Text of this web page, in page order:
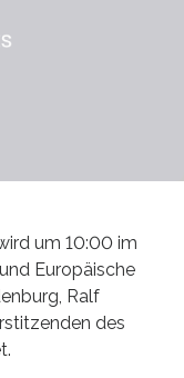
um 10:00 im
Europäische
Ralf
des